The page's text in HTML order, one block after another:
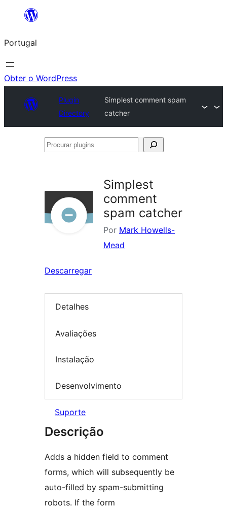
Saltar
o
conteúdo
Portugal
Obter o WordPress
Plugin
Directory
Simplest comment spam
catcher
Procurar
Simplest
comment
spam catcher
Por Mark Howells-
Mead
Descarregar
Detalhes
Avaliações
Instalação
Desenvolvimento
Suporte
Descrição
Adds a hidden field to comment
forms, which will subsequently be
auto-filled by spam-submitting
robots. If the form